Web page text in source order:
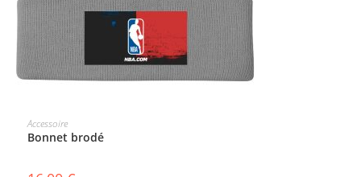
Accessoire
Bonnet brodé